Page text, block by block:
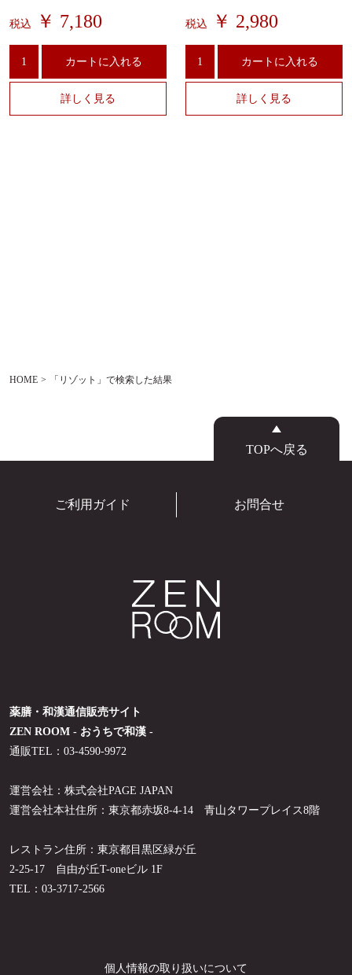
税込 ￥ 7,180
カートに入れる
詳しく見る
税込 ￥ 2,980
カートに入れる
詳しく見る
HOME 「リゾット」で検索した結果
TOPへ戻る
ご利用ガイド お問合せ
薬膳・和漢通信販売サイト
ZEN ROOM - おうちで和漢 -
通販TEL：03-4590-9972
運営会社：株式会社PAGE JAPAN
運営会社本社住所：東京都赤坂8-4-14 青山タワープレイス8階
レストラン住所：東京都目黒区緑が丘
2-25-17 自由が丘T-oneビル 1F
TEL：03-3717-2566
個人情報の取り扱いについて